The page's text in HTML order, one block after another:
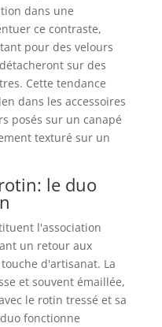
dans une
ce contraste,
pour des velours
sur des
Cette tendance
dans les accessoires
posés sur un canapé
texturé sur un
le duo
l'association
un retour aux
d'artisanat. La
et souvent émaillée,
le rotin tressé et sa
fonctionne